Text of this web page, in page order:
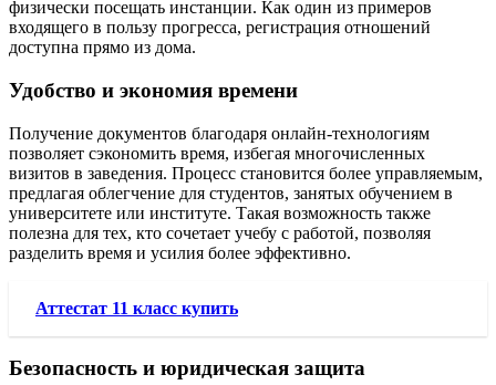
физически посещать инстанции. Как один из примеров
входящего в пользу прогресса, регистрация отношений
доступна прямо из дома.
Удобство и экономия времени
Получение документов благодаря онлайн-технологиям
позволяет сэкономить время, избегая многочисленных
визитов в заведения. Процесс становится более управляемым,
предлагая облегчение для студентов, занятых обучением в
университете или институте. Такая возможность также
полезна для тех, кто сочетает учебу с работой, позволяя
разделить время и усилия более эффективно.
Аттестат 11 класс купить
Безопасность и юридическая защита